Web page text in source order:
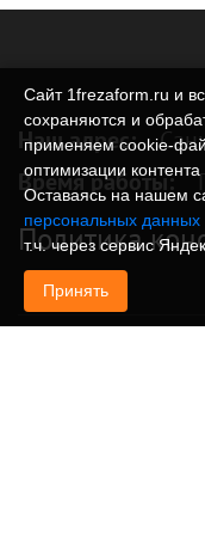
Наш адрес:
Время работы:
Политика
Сайт 1frezaform.ru и
сохраняются и
применяем
оптимизации
Оставаясь на нашем
персональных данных
т.ч. через сервис
Принять